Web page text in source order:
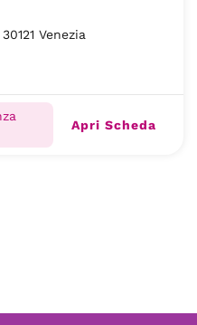
Venezia
Apri Scheda